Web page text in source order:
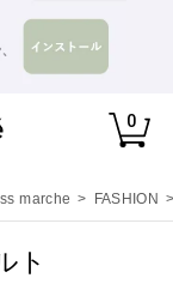
0
marche > FASHION
ト